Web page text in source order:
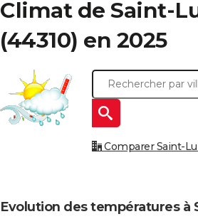
Climat de Saint-
(44310) en 2025
Comparer Saint-
Evolution des températures à